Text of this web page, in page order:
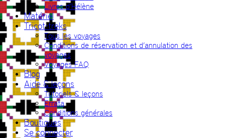
Livres d’Hélène
Matériel
Tricot-treks
Tous les voyages
Conditions de réservation et d’annulation des
voyages
Voyages FAQ
Blog
Aide & leçons
Tutoriels & leçons
Errata
Conditions générales
Boutiques
Se connecter